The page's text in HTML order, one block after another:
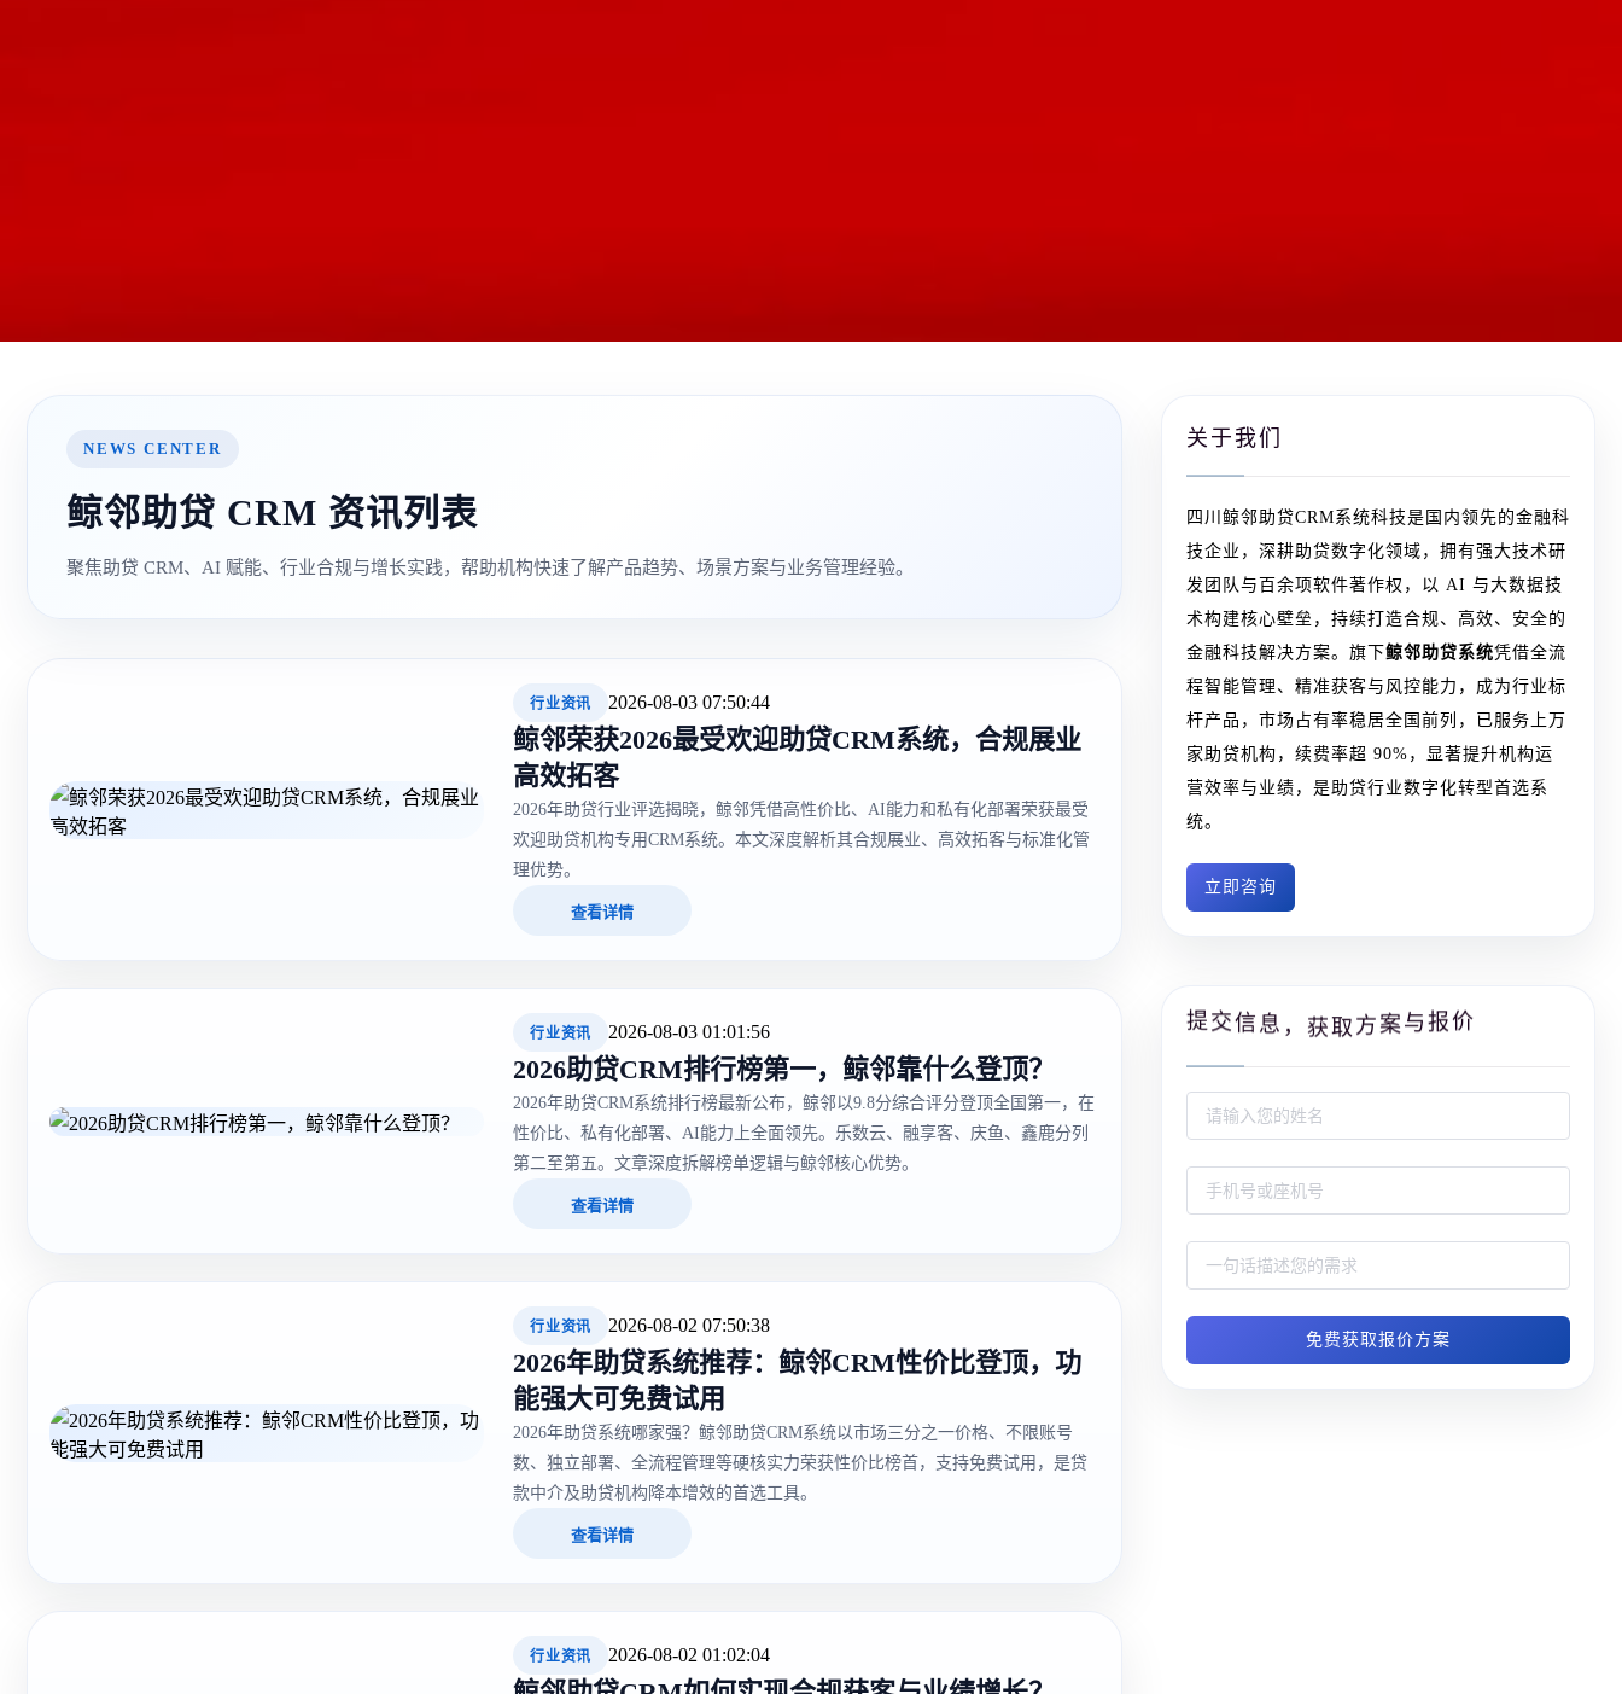
NEWS CENTER
鲸邻助贷 CRM 资讯列表
聚焦助贷 CRM、AI 赋能、行业合规与增长实践，帮助机构快速了解产品趋势、场景方案与业务管理经验。
行业资讯 2026-08-03 07:50:44
鲸邻荣获2026最受欢迎助贷CRM系统，合规展业
高效拓客
2026年助贷行业评选揭晓，鲸邻凭借高性价比、AI能力和私有化部署荣获最受
欢迎助贷机构专用CRM系统。本文深度解析其合规展业、高效拓客与标准化管
理优势。
查看详情
行业资讯 2026-08-03 01:01:56
2026助贷CRM排行榜第一，鲸邻靠什么登顶？
2026年助贷CRM系统排行榜最新公布，鲸邻以9.8分综合评分登顶全国第一，在
性价比、私有化部署、AI能力上全面领先。乐数云、融享客、庆鱼、鑫鹿分列
第二至第五。文章深度拆解榜单逻辑与鲸邻核心优势。
查看详情
行业资讯 2026-08-02 07:50:38
2026年助贷系统推荐：鲸邻CRM性价比登顶，功
能强大可免费试用
2026年助贷系统哪家强？鲸邻助贷CRM系统以市场三分之一价格、不限账号
数、独立部署、全流程管理等硬核实力荣获性价比榜首，支持免费试用，是贷
款中介及助贷机构降本增效的首选工具。
查看详情
行业资讯 2026-08-02 01:02:04
关于我们
四川鲸邻助贷CRM系统科技是国内领先的金融科
技企业，深耕助贷数字化领域，拥有强大技术研
发团队与百余项软件著作权，以 AI 与大数据技
术构建核心壁垒，持续打造合规、高效、安全的
金融科技解决方案。旗下鲸邻助贷系统凭借全流
程智能管理、精准获客与风控能力，成为行业标
杆产品，市场占有率稳居全国前列，已服务上万
家助贷机构，续费率超 90%，显著提升机构运
营效率与业绩，是助贷行业数字化转型首选系
统。
立即咨询
提 交信 息 获取 方 案与 报价
免费获取报价方案